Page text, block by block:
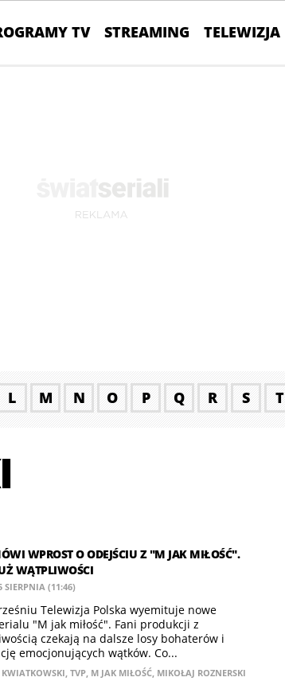
TV STREAMING TELEWIZJA
L M N O P Q R S T
WPROST O ODEJŚCIU Z "M JAK MIŁOŚĆ".
WĄTPLIWOŚCI
SIERPNIA (11:46)
Telewizja Polska wyemituje nowe
"M jak miłość". Fani produkcji z
czekają na dalsze losy bohaterów i
emocjonujących wątków. Co...
KWIATKOWSKI, TVP, M JAK MIŁOŚĆ, MIKOŁAJ ROZNERSKI